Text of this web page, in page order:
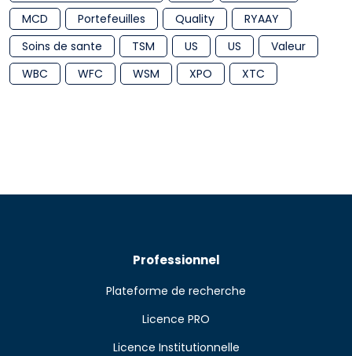
MCD
Portefeuilles Quality
RYAAY
Soins de sante
TSM US US
Valeur
WBC
WFC WSM XPO XTC
Professionnel
Plateforme de recherche
Licence PRO
Licence Institutionnelle